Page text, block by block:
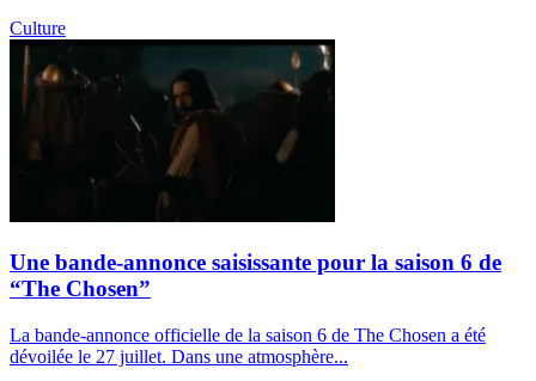
Culture
Une bande-annonce saisissante pour la saison 6 de
“The Chosen”
La bande-annonce officielle de la saison 6 de The Chosen a été
dévoilée le 27 juillet. Dans une atmosphère...